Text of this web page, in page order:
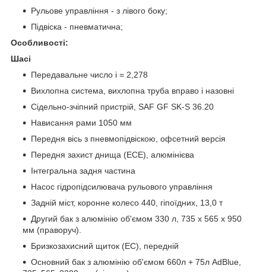
Рульове управління - з лівого боку;
Підвіска - пневматична;
Особливості:
Шасі
Передавальне число i = 2,278
Вихлопна система, вихлопна труба вправо і назовні
Сідельно-зчіпний пристрій, SAF GF SK-S 36.20
Нависання рами 1050 мм
Передня вісь з пневмопідвіскою, офсетний версія
Передня захист днища (ECE), алюмінієва
Інтегральна задня частина
Насос гідропідсилювача рульового управління
Задній міст, коронне колесо 440, гіпоїдних, 13,0 т
Другий бак з алюмінію об'ємом 330 л, 735 x 565 x 950
мм (праворуч).
Бризкозахисний щиток (EC), передній
Основний бак з алюмінію об'ємом 660л + 75л AdBlue,